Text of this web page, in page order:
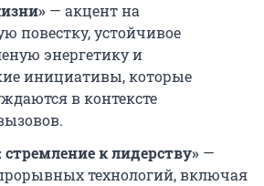
— акцент на
повестку, устойчивое
энергетику и
инициативы, которые
в контексте
стремление к лидерству» —
технологий, включая